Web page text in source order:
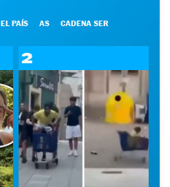
EL PAÍS AS CADENA SER
2